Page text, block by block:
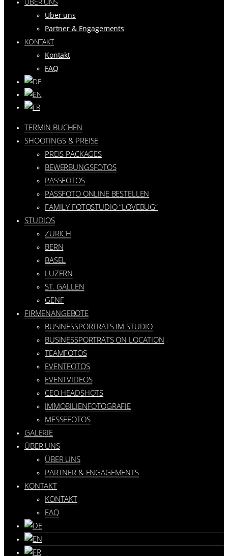
Über uns
Partner & Engagements
KONTAKT
Kontakt
FAQ
TERMIN BUCHEN
SHOOTINGS & PREISE
PREIS PACKAGES
BEWERBUNGSFOTOS
PASSFOTOS
PASSFOTO ONLINE BESTELLEN
FAMILY FOTOSTUDIO “LOVEBUG”
STUDIOS
ZÜRICH
BERN
BASEL
LUZERN
ST. GALLEN
GENF
FIRMENANGEBOTE
BUSINESSPORTRÄTS IM STUDIO
BUSINESSPORTRÄTS ON LOCATION
TEAMFOTOS
EVENTFOTOS
EVENTVIDEOS
CEO HEADSHOTS
IMMOBILIENFOTOGRAFIE
MESSEFOTOS
GALERIE
ÜBER UNS
ÜBER UNS
PARTNER & ENGAGEMENTS
KONTAKT
KONTAKT
FAQ